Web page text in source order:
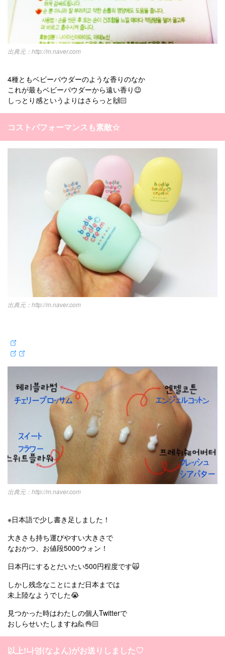
http://m.naver.com
4種ともベビーパウダーのような香りのなか
これが最もベビーパウダーから遠い香り😉
しっとり感というよりはさらっと🙌🏻
コストパフォーマンスも素敵☆
http://m.naver.com
http://m.naver.com
※日本語で少し書き足しました！
大きさも持ち運びやすい大きさで
なおかつ、お値段5000ウォン！
日本円にするとだいたい500円程度です🙀
しかし残念なことにまだ日本までは
未上陸なようでした😭
見つかった時はわたしの個人Twitterで
おしらせいたしますね🙋👌🏻
以上!나영(なよん)がお送りしました♡